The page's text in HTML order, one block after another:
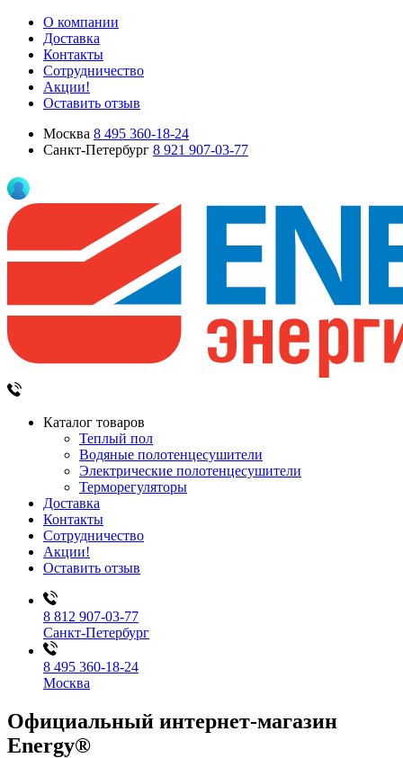
О компании
Доставка
Контакты
Сотрудничество
Акции!
Оставить отзыв
Москва 8 495 360-18-24
Санкт-Петербург 8 921 907-03-77
Каталог товаров
Теплый пол
Водяные полотенцесушители
Электрические полотенцесушители
Терморегуляторы
Доставка
Контакты
Сотрудничество
Акции!
Оставить отзыв
8 812 907-03-77
Санкт-Петербург
8 495 360-18-24
Москва
Официальный интернет-магазин
Energy®